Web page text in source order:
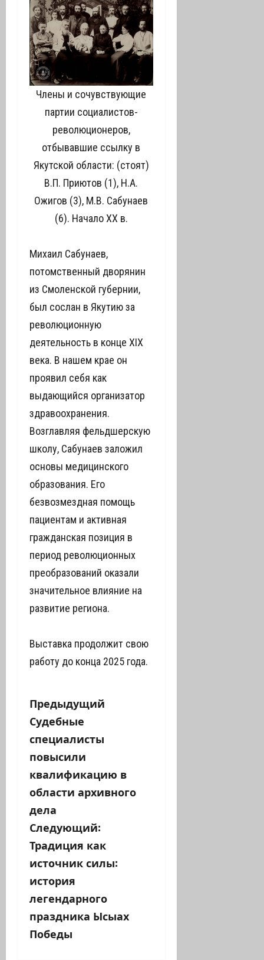
Члены и сочувствующие
партии социалистов-
революционеров,
отбывавшие ссылку в
Якутской области: (стоят)
В.П. Приютов (1), Н.А.
Ожигов (3), М.В. Сабунаев
(6). Начало ХХ в.
Михаил Сабунаев,
потомственный дворянин
из Смоленской губернии,
был сослан в Якутию за
революционную
деятельность в конце XIX
века. В нашем крае он
проявил себя как
выдающийся организатор
здравоохранения.
Возглавляя фельдшерскую
школу, Сабунаев заложил
основы медицинского
образования. Его
безвозмездная помощь
пациентам и активная
гражданская позиция в
период революционных
преобразований оказали
значительное влияние на
развитие региона.
Выставка продолжит свою
работу до конца 2025 года.
Н
а
в
и
г
а
ц
и
я
з
Предыдущий
Судебные
специалисты
повысили
квалификацию в
области архивного
дела
Следующий:
Традиция как
источник силы:
история
легендарного
праздника Ысыах
Победы